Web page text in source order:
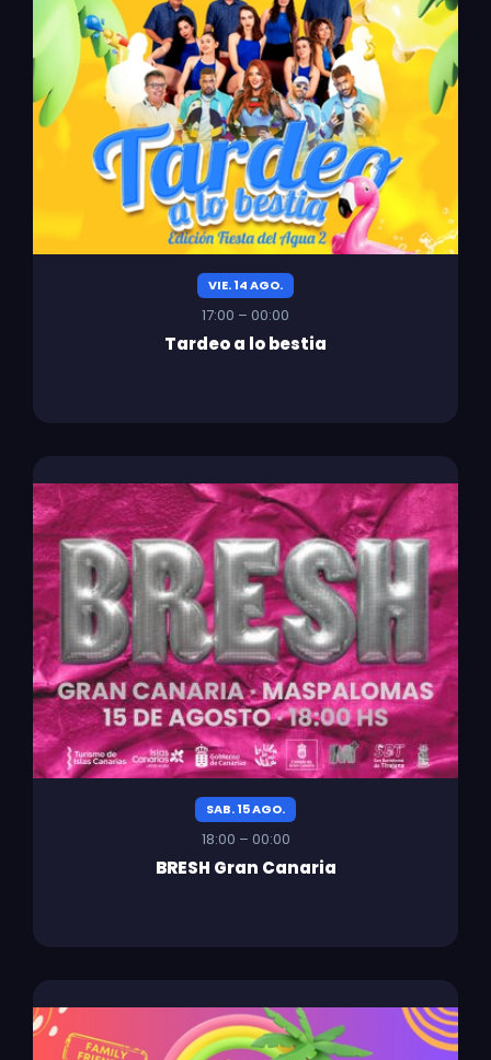
VIE. 14 AGO.
17:00 – 00:00
Tardeo a lo bestia
SAB. 15 AGO.
18:00 – 00:00
BRESH Gran Canaria